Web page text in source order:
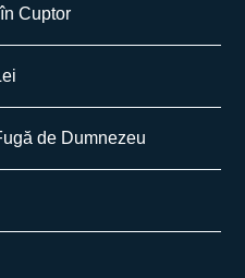
Cuptor
de Dumnezeu